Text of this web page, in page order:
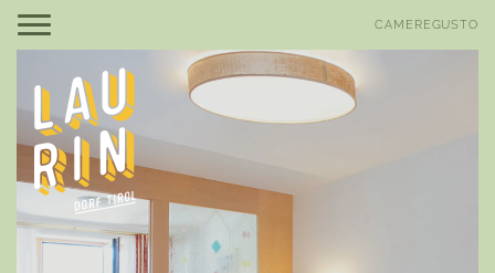
CAMEREGUSTO
Be Laurin
Be amazed
Camere, suite e prezzi